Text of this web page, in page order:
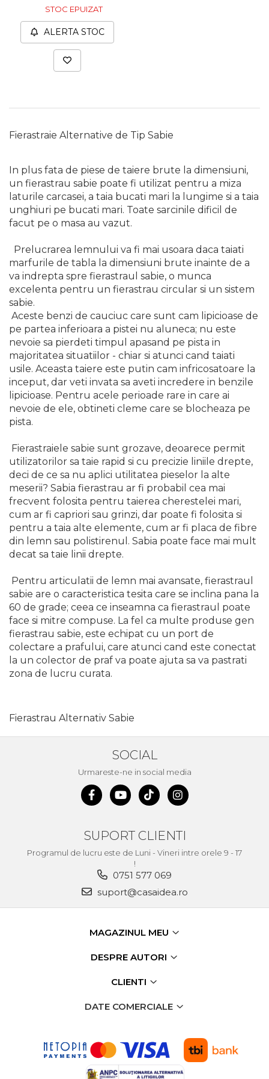
Unelte de Zugravit
Roata de Masurat
Lacate & Incuietori
Scripete Manual
Transpalet / carucior
Perie de Sarma
Poansoane Cifre & Litere
Adaptor Unghiular
Bormasina
Nicovala fierarie
Chei
Scari
Echipamente de Lucru &
Protectia Muncii
Multidetector
Pistol Spuma Poliuretanica
Silicon)
Termometru Infrarosu
Menghina de banc –
tamplarie si alte domenii
Carlige de Ridicare
Dispozitive de Taiat si
Manipulat Sticla
Scule Electrice & Unelte
Ciocane Rotopercutoare &
Demolatoare cu SDS-MAX / SDS-
Plus
Flex & Polizor Unghiular,
Pompe, Turbojet, Aparate &
Utilaje Spalat Auto
Masini de Frezat Verticale
Caneluri
Masina de tuns oi
Letcoane & Consumabile
Pistol de lipit si accesorii
Suflante cu Aer Cald
Electric
Suport Bormasina
Rindele Electrice
Generator Curent Electric
STOC EPUIZAT
ALERTA STOC
Fierastraie Alternative de Tip Sabie
In plus fata de piese de taiere brute la dimensiuni,
un fierastrau sabie poate fi utilizat pentru a miza
laturile carcasei, a taia bucati mari la lungime si a taia
unghiuri pe bucati mari. Toate sarcinile dificil de
facut pe o masa au vazut.
Prelucrarea lemnului va fi mai usoara daca taiati
marfurile de tabla la dimensiuni brute inainte de a
va indrepta spre fierastraul sabie, o munca
excelenta pentru un fierastrau circular si un sistem
sabie.
Aceste benzi de cauciuc care sunt cam lipicioase de
pe partea inferioara a pistei nu aluneca; nu este
nevoie sa pierdeti timpul apasand pe pista in
majoritatea situatiilor - chiar si atunci cand taiati
usile. Aceasta taiere este putin cam infricosatoare la
inceput, dar veti invata sa aveti incredere in benzile
lipicioase. Pentru acele perioade rare in care ai
nevoie de ele, obtineti cleme care se blocheaza pe
pista.
Fierastraiele sabie sunt grozave, deoarece permit
utilizatorilor sa taie rapid si cu precizie liniile drepte,
deci de ce sa nu aplici utilitatea pieselor la alte
meserii? Sabia fierastrau ar fi probabil cea mai
frecvent folosita pentru taierea cherestelei mari,
cum ar fi capriori sau grinzi, dar poate fi folosita si
pentru a taia alte elemente, cum ar fi placa de fibre
din lemn sau polistirenul. Sabia poate face mai mult
decat sa taie linii drepte.
Pentru articulatii de lemn mai avansate, fierastraul
sabie are o caracteristica tesita care se inclina pana la
60 de grade; ceea ce inseamna ca fierastraul poate
face si mitre compuse. La fel ca multe produse gen
fierastrau sabie, este echipat cu un port de
colectare a prafului, care atunci cand este conectat
la un colector de praf va poate ajuta sa va pastrati
zona de lucru curata.
Fierastrau Alternativ Sabie
SOCIAL
Urmareste-ne in social media
SUPORT CLIENTI
Programul de lucru este de Luni - Vineri intre orele 9 - 17
!
0751 577 069
suport@casaidea.ro
MAGAZINUL MEU
DESPRE AUTORI
CLIENTI
DATE COMERCIALE